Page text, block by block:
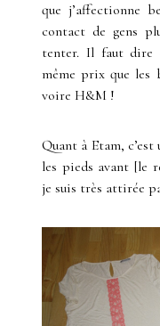
que j’affectionne
contact de gens
tenter. Il faut dire
même prix que les
voire H&M !
Quant à Etam,
les pieds avant [le
je suis très attirée